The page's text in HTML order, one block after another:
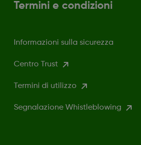
Termini e condizioni
Informazioni sulla sicurezza
Centro Trust
Termini di utilizzo
Segnalazione Whistleblowing